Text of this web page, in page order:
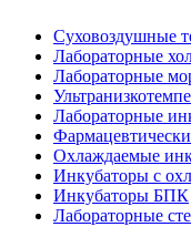
Суховоздушные
Лабораторные
Лабораторные
Лабораторные
Охлаждаемые
Инкубаторы с
Инкубаторы БПК
Лабораторные